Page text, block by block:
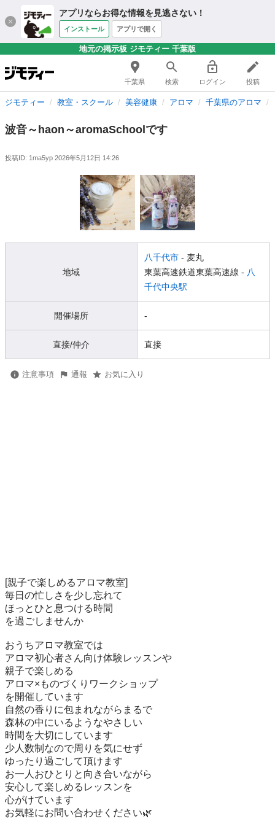
アプリならお得な情報を見逃さない！
インストール アプリで開く
地元の掲示板 ジモティー 千葉版
千葉県 検索 ログイン 投稿
ジモティー 教室・スクール 美容健康 アロマ 千葉県のアロマ
波音～haon～aromaSchoolです
投稿ID: 1ma5yp 2026年5月12日 14:26
地域
八千代市 - 麦丸
東葉高速鉄道東葉高速線 - 八
千代中央駅
開催場所 -
直接/仲介 直接
注意事項 通報 お気に入り
[親子で楽しめるアロマ教室]
毎日の忙しさを少し忘れて
ほっとひと息つける時間
を過ごしませんか
おうちアロマ教室では
アロマ初心者さん向け体験レッスンや
親子で楽しめる
アロマ×ものづくりワークショップ
を開催しています
自然の香りに包まれながらまるで
森林の中にいるようなやさしい
時間を大切にしています
少人数制なので周りを気にせず
ゆったり過ごして頂けます
お一人おひとりと向き合いながら
安心して楽しめるレッスンを
心がけています